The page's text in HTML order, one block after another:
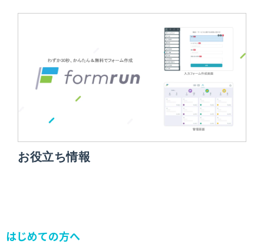
お役立ち情報
はじめての方へ